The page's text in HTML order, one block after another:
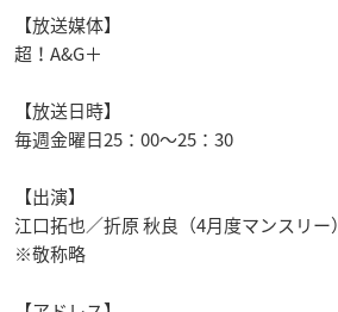
【放送媒体】
超！A&G＋
【放送日時】
毎週金曜日25：00～25：30
【出演】
江口拓也／折原 秋良（4月度マンスリー）
※敬称略